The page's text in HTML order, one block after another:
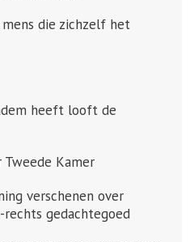
mens die zichzelf het
heeft looft de
Tweede Kamer
verschenen over
gedachtegoed